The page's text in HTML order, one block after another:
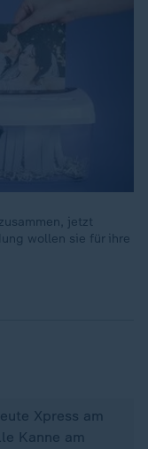
jetzt
wollen sie für ihre
Xpress am
Kanne am